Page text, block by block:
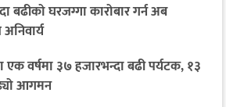
बढीको घरजग्गा कारोबार गर्न अब
एक वर्षमा ३७ हजारभन्दा बढी पर्यटक, १३
आगमन